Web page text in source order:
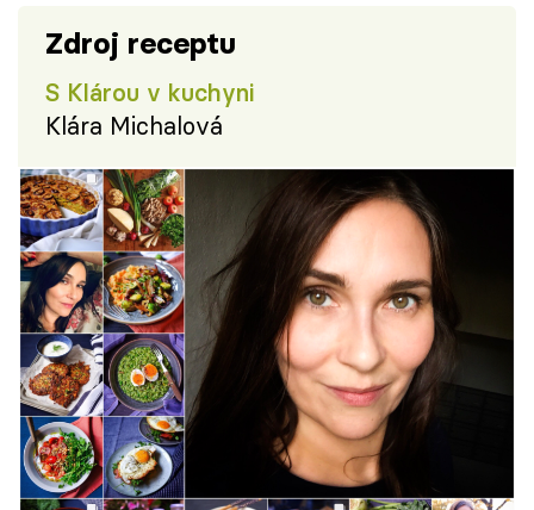
Zdroj receptu
S Klárou v kuchyni
Klára Michalová